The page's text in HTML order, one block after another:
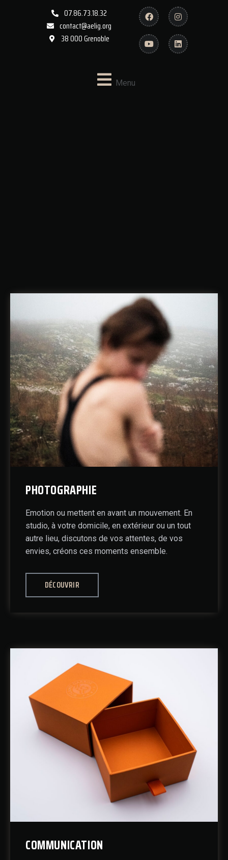
07.86.73.18.32
contact@aelig.org
38 000 Grenoble
Menu
PHOTOGRAPHIE
Emotion ou mettent en avant un mouvement. En
studio, à votre domicile, en extérieur ou un tout
autre lieu, discutons de vos attentes, de vos
envies, créons ces moments ensemble.
DÉCOUVRIR
COMMUNICATION